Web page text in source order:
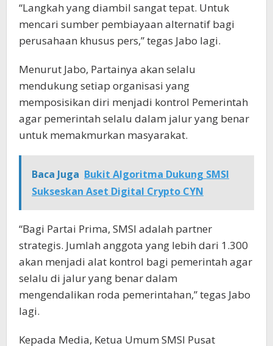
“Langkah yang diambil sangat tepat. Untuk
mencari sumber pembiayaan alternatif bagi
perusahaan khusus pers,” tegas Jabo lagi.
Menurut Jabo, Partainya akan selalu
mendukung setiap organisasi yang
memposisikan diri menjadi kontrol Pemerintah
agar pemerintah selalu dalam jalur yang benar
untuk memakmurkan masyarakat.
Baca Juga Bukit Algoritma Dukung SMSI
Sukseskan Aset Digital Crypto CYN
“Bagi Partai Prima, SMSI adalah partner
strategis. Jumlah anggota yang lebih dari 1.300
akan menjadi alat kontrol bagi pemerintah agar
selalu di jalur yang benar dalam
mengendalikan roda pemerintahan,” tegas Jabo
lagi.
Kepada Media, Ketua Umum SMSI Pusat